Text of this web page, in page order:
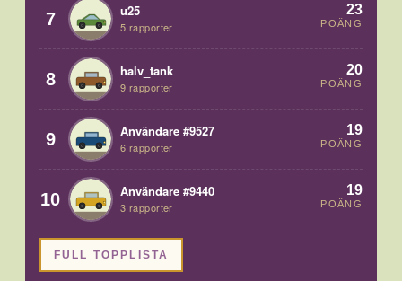
7 u25
5 rapporter
23
POÄNG
8 halv_tank
9 rapporter
20
POÄNG
9 Användare #9527
6 rapporter
19
POÄNG
10 Användare #9440
3 rapporter
19
POÄNG
FULL TOPPLISTA